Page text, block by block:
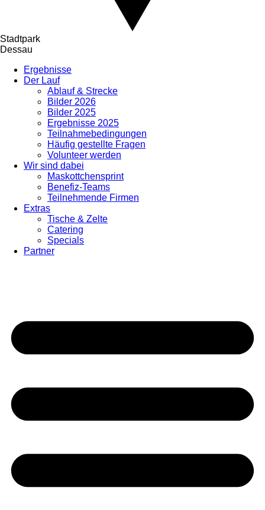
Stadtpark
Dessau
Ergebnisse
Der Lauf
Ablauf & Strecke
Bilder 2026
Bilder 2025
Ergebnisse 2025
Teilnahmebedingungen
Häufig gestellte Fragen
Volunteer werden
Wir sind dabei
Maskottchensprint
Benefiz-Teams
Teilnehmende Firmen
Extras
Tische & Zelte
Catering
Specials
Partner